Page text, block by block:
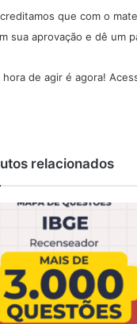
que com o
sua aprovação e dê um
hora de agir é agora!
relacionados